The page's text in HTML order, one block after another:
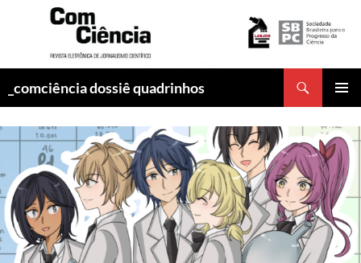
_comciência dossiê quadrinhos
CONTEÚDO